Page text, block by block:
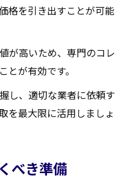
調べる方法
確認する
ミング
因
手する方法
めの具体的な戦略
格を引き出すことが可能
が高いため、専門のコレ
とが有効です。
し、適切な業者に依頼す
を最大限に活用しましょ
べき準備